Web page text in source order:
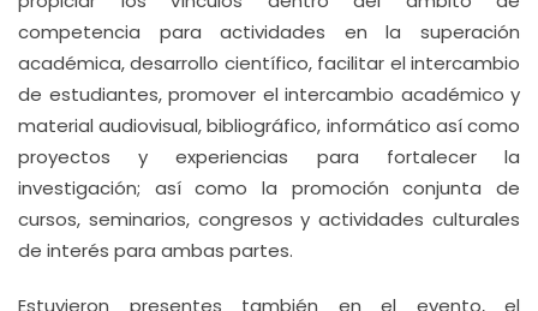
competencia para actividades en la superación
académica, desarrollo científico, facilitar el intercambio
de estudiantes, promover el intercambio académico y
material audiovisual, bibliográfico, informático así como
proyectos y experiencias para fortalecer la
investigación; así como la promoción conjunta de
cursos, seminarios, congresos y actividades culturales
de interés para ambas partes.
Estuvieron presentes también en el evento, el